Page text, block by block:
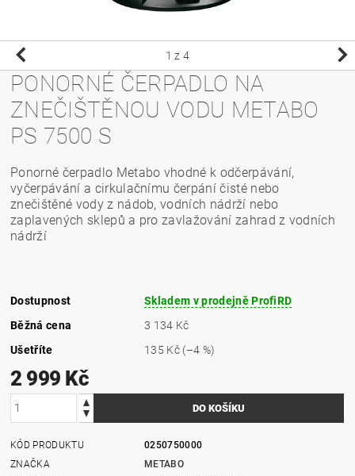
1 z 4
PONORNÉ ČERPADLO NA
ZNEČIŠTĚNOU VODU METABO
PS 7500 S
Ponorné čerpadlo Metabo vhodné k odčerpávání,
vyčerpávání a cirkulačnímu čerpání čisté nebo
znečištěné vody z nádob, vodních nádrží nebo
zaplavených sklepů a pro zavlažování zahrad z vodních
nádrží
Dostupnost
Skladem v prodejně ProfiRD
Běžná cena
3 134 Kč
Ušetříte
135 Kč (–4 %)
2 999 Kč
KÓD PRODUKTU
0250750000
ZNAČKA
METABO